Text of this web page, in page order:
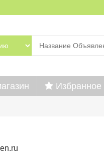
Избранное